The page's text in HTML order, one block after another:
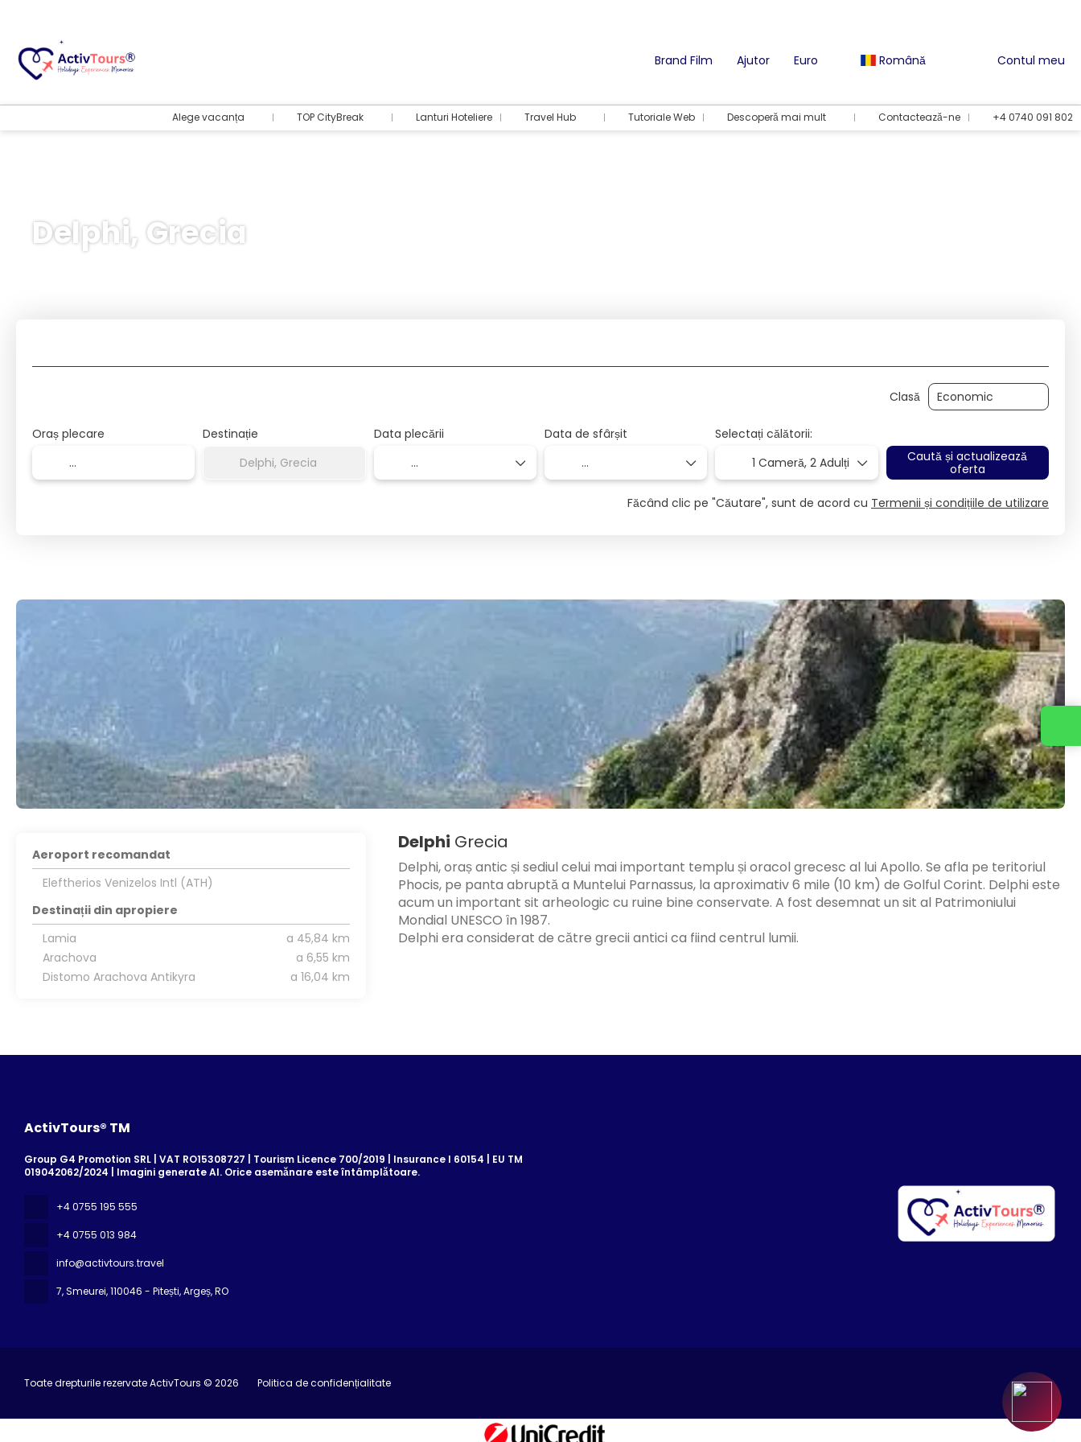
Brand Film Ajutor Euro Română Contul meu
Alege vacanța TOP CityBreak Lanturi Hoteliere Travel Hub Tutoriale Web Descoperă mai mult Contactează-ne +4 0740 091 802
Delphi, Grecia
Clasă
Oraș plecare Destinație Data plecării Data de sfârșit
Selectați călătorii:
1 Cameră,2 Adulți
Caută și actualizează
oferta
Făcând clic pe "Căutare", sunt de acord cu Termenii și condițiile de utilizare
Delphi Grecia
Delphi, oraș antic și sediul celui mai important templu și oracol grecesc al lui Apollo. Se afla pe teritoriul
Phocis, pe panta abruptă a Muntelui Parnassus, la aproximativ 6 mile (10 km) de Golful Corint. Delphi este
acum un important sit arheologic cu ruine bine conservate. A fost desemnat un sit al Patrimoniului
Mondial UNESCO în 1987.
Delphi era considerat de către grecii antici ca fiind centrul lumii.
Aeroport recomandat
Eleftherios Venizelos Intl (ATH)
Destinații din apropiere
Lamia
a 45,84 km
Arachova
a 6,55 km
Distomo Arachova Antikyra
a 16,04 km
ActivTours® TM
Group G4 Promotion SRL | VAT RO15308727 | Tourism Licence 700/2019 | Insurance I 60154 | EU TM
019042062/2024 | Imagini generate AI. Orice asemănare este întâmplătoare.
+4 0755 195 555
+4 0755 013 984
info@activtours.travel
7, Smeurei, 110046 - Pitești, Argeș, RO
Toate drepturile rezervate ActivTours © 2026 Politica de confidențialitate